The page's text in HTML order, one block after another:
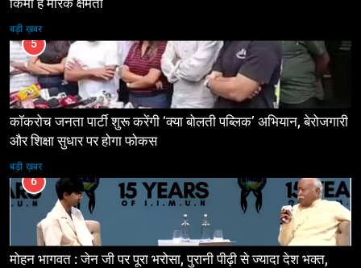
किमी है मारक क्षमता
बड़ी ख़बर
5
कॉकरोच जनता पार्टी शुरू करेंगी ‘क्या बोलती पब्लिक’ अभियान, बेरोजगारी
और शिक्षा सुधार पर होगा फोकस
बड़ी ख़बर
6
मोहन भागवत : जेन जी पर पूरा भरोसा, पुरानी पीढ़ी से ज्यादा देश भक्त,